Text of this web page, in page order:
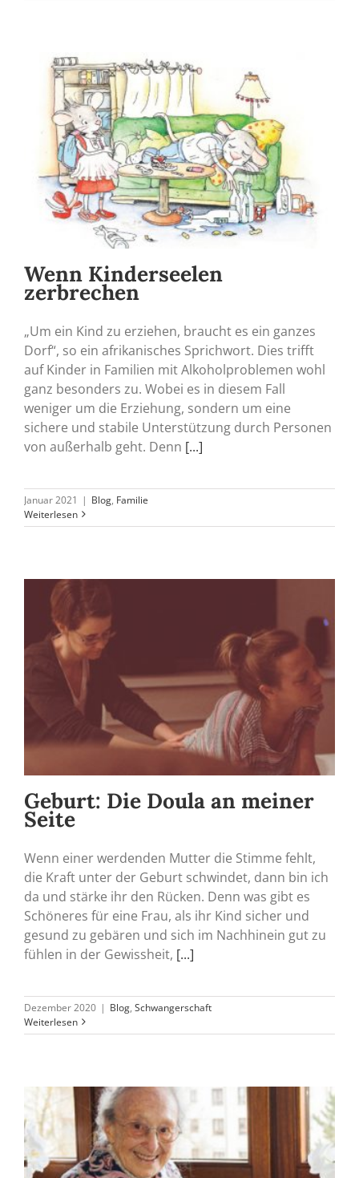
Wenn Kinderseelen
zerbrechen
„Um ein Kind zu erziehen, braucht es ein ganzes
Dorf“, so ein afrikanisches Sprichwort. Dies trifft
auf Kinder in Familien mit Alkoholproblemen wohl
ganz besonders zu. Wobei es in diesem Fall
weniger um die Erziehung, sondern um eine
sichere und stabile Unterstützung durch Personen
von außerhalb geht. Denn [...]
Januar 2021 | Blog, Familie
Weiterlesen
Geburt: Die Doula an meiner
Seite
Wenn einer werdenden Mutter die Stimme fehlt,
die Kraft unter der Geburt schwindet, dann bin ich
da und stärke ihr den Rücken. Denn was gibt es
Schöneres für eine Frau, als ihr Kind sicher und
gesund zu gebären und sich im Nachhinein gut zu
fühlen in der Gewissheit, [...]
Dezember 2020 | Blog, Schwangerschaft
Weiterlesen